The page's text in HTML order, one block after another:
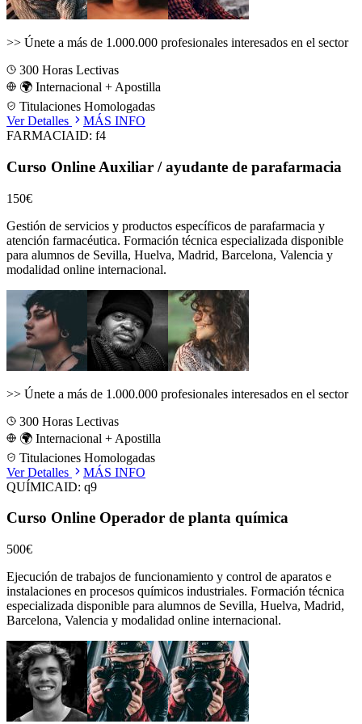
>> Únete a más de 1.000.000 profesionales interesados en el sector
300 Horas Lectivas
🌍 Internacional + Apostilla
Titulaciones Homologadas
Ver Detalles
MÁS INFO
FARMACIAID: f4
Curso Online Auxiliar / ayudante de parafarmacia
150€
Gestión de servicios y productos específicos de parafarmacia y
atención farmacéutica. Formación técnica especializada disponible
para alumnos de Sevilla, Huelva, Madrid, Barcelona, Valencia y
modalidad online internacional.
>> Únete a más de 1.000.000 profesionales interesados en el sector
300 Horas Lectivas
🌍 Internacional + Apostilla
Titulaciones Homologadas
Ver Detalles
MÁS INFO
QUÍMICAID: q9
Curso Online Operador de planta química
500€
Ejecución de trabajos de funcionamiento y control de aparatos e
instalaciones en procesos químicos industriales. Formación técnica
especializada disponible para alumnos de Sevilla, Huelva, Madrid,
Barcelona, Valencia y modalidad online internacional.